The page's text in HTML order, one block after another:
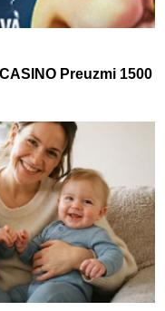
Preuzmi 1500